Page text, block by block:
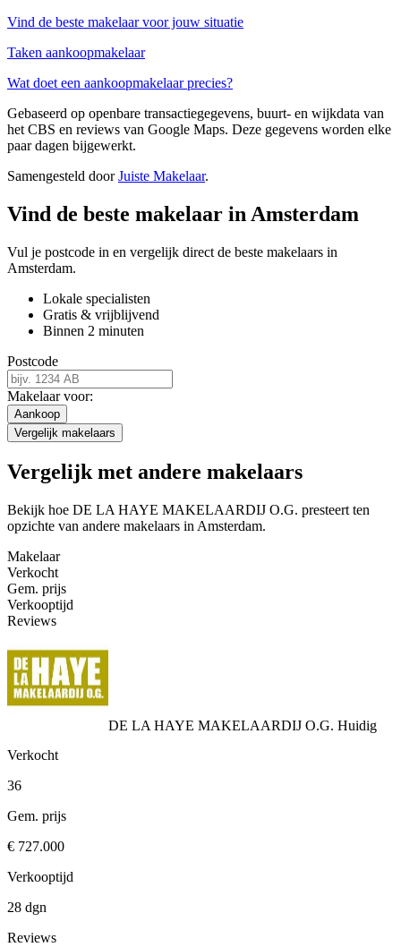
Vind de beste makelaar voor jouw situatie
Taken aankoopmakelaar
Wat doet een aankoopmakelaar precies?
Gebaseerd op openbare transactiegegevens, buurt- en wijkdata van
het CBS en reviews van Google Maps. Deze gegevens worden elke
paar dagen bijgewerkt.
Samengesteld doorJuiste Makelaar.
Vind de beste makelaar in Amsterdam
Vul je postcode in en vergelijk direct de beste makelaars in
Amsterdam.
Lokale specialisten
Gratis & vrijblijvend
Binnen 2 minuten
Postcode
Makelaar voor:
Aankoop
Vergelijk makelaars
Vergelijk met andere makelaars
Bekijk hoe DE LA HAYE MAKELAARDIJ O.G. presteert ten
opzichte van andere makelaars in Amsterdam.
Makelaar
Verkocht
Gem. prijs
Verkooptijd
Reviews
DE LA HAYE MAKELAARDIJ O.G. Huidig
Verkocht
36
Gem. prijs
€ 727.000
Verkooptijd
28 dgn
Reviews